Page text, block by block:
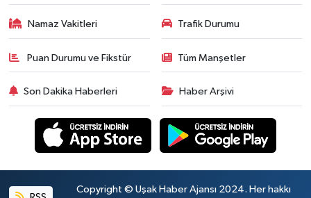
Namaz Vakitleri Trafik Durumu
Puan Durumu ve Fikstür Tüm Manşetler
Son Dakika Haberleri Haber Arşivi
Copyright © Uşak Haber Ajansı 2024. Her hakkı